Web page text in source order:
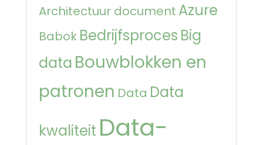
Architectuur document Azure
Babok Bedrijfsproces Big
data Bouwblokken en
patronen Data Data
kwaliteit Data-